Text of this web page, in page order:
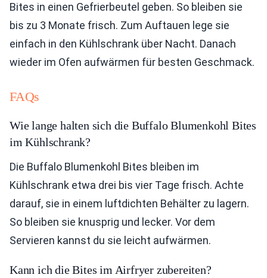
Bites in einen Gefrierbeutel geben. So bleiben sie
bis zu 3 Monate frisch. Zum Auftauen lege sie
einfach in den Kühlschrank über Nacht. Danach
wieder im Ofen aufwärmen für besten Geschmack.
FAQs
Wie lange halten sich die Buffalo Blumenkohl Bites
im Kühlschrank?
Die Buffalo Blumenkohl Bites bleiben im
Kühlschrank etwa drei bis vier Tage frisch. Achte
darauf, sie in einem luftdichten Behälter zu lagern.
So bleiben sie knusprig und lecker. Vor dem
Servieren kannst du sie leicht aufwärmen.
Kann ich die Bites im Airfryer zubereiten?